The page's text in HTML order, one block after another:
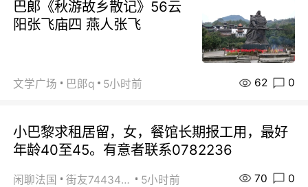
巴郞《秋游故乡散记》56云
阳张飞庙四 燕人张飞
文学广场 巴郞q 5小时前 62 0
小巴黎求租居留，女，餐馆长期报工用，最好
年龄40至45。有意者联系0782236
闲聊法国 街友74434350 5小时前 70 0